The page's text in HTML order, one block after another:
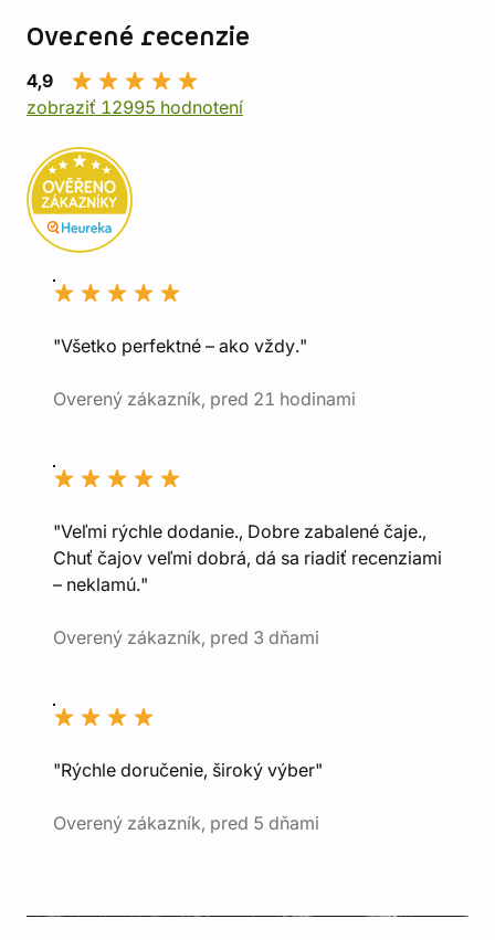
Overené recenzie
4,9
zobraziť 12995 hodnotení
"Všetko perfektné – ako vždy."
Overený zákazník, pred 21 hodinami
"Veľmi rýchle dodanie., Dobre zabalené čaje.,
Chuť čajov veľmi dobrá, dá sa riadiť recenziami
– neklamú."
Overený zákazník, pred 3 dňami
"Rýchle doručenie, široký výber"
Overený zákazník, pred 5 dňami